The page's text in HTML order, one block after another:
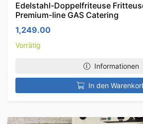
Edelstahl-Doppelfriteuse
Premium-line GAS Catering
1,249.00
Vorrätig
Informationen
In den